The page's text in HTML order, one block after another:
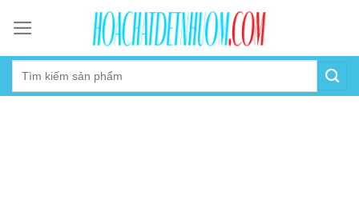
content